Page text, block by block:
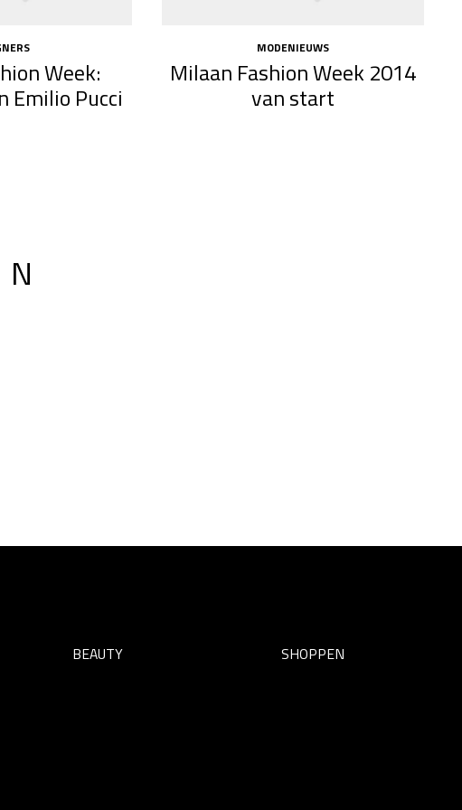
Week:
Emilio Pucci
MODENIEUWS
Milaan Fashion Week 2014
van start
BEAUTY SHOPPEN